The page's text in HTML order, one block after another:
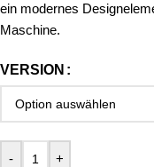
ein modernes
Maschine.
VERSION
- +